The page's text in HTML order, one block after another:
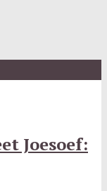
Joesoef: